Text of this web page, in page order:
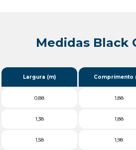
Medidas Black
Largura (m) Comprimento
0,88 1,88
1,38 1,88
1,58 1,98